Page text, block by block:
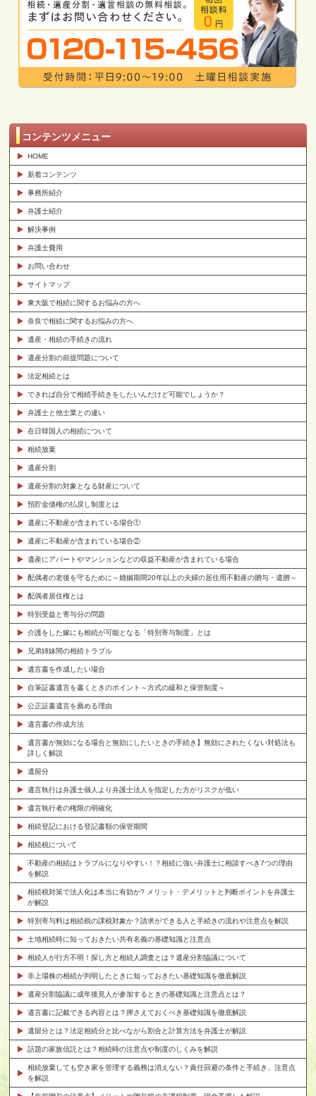
コンテンツメニュー
HOME
新着コンテンツ
事務所紹介
弁護士紹介
解決事例
弁護士費用
お問い合わせ
サイトマップ
東大阪で相続に関するお悩みの方へ
奈良で相続に関するお悩みの方へ
遺産・相続の手続きの流れ
遺産分割の前提問題について
法定相続とは
できれば自分で相続手続きをしたいんだけど可能でしょうか？
弁護士と他士業との違い
在日韓国人の相続について
相続放棄
遺産分割
遺産分割の対象となる財産について
預貯金債権の払戻し制度とは
遺産に不動産が含まれている場合①
遺産に不動産が含まれている場合②
遺産にアパートやマンションなどの収益不動産が含まれている場合
配偶者の老後を守るために～婚姻期間20年以上の夫婦の居住用不動産の贈与・遺贈～
配偶者居住権とは
特別受益と寄与分の問題
介護をした嫁にも相続が可能となる「特別寄与制度」とは
兄弟姉妹間の相続トラブル
遺言書を作成したい場合
自筆証書遺言を書くときのポイント～方式の緩和と保管制度～
公正証書遺言を薦める理由
遺言書の作成方法
遺言書が無効になる場合と無効にしたいときの手続き】無効にされたくない対処法も
詳しく解説
遺留分
遺言執行は弁護士個人より弁護士法人を指定した方がリスクが低い
遺言執行者の権限の明確化
相続登記における登記書類の保管期間
相続税について
不動産の相続はトラブルになりやすい！？相続に強い弁護士に相談すべき7つの理由
を解説
相続税対策で法人化は本当に有効か? メリット・デメリットと判断ポイントを弁護士
が解説
特別寄与料は相続税の課税対象か？請求ができる人と手続きの流れや注意点を解説
土地相続時に知っておきたい共有名義の基礎知識と注意点
相続人が行方不明！探し方と相続人調査とは？遺産分割協議について
非上場株の相続が判明したときに知っておきたい基礎知識を徹底解説
遺産分割協議に成年後見人が参加するときの基礎知識と注意点とは？
遺言書に記載できる内容とは？押さえておくべき基礎知識を徹底解説
遺留分とは？法定相続分と比べながら割合と計算方法を弁護士が解説
話題の家族信託とは？相続時の注意点や制度のしくみを解説
相続放棄しても空き家を管理する義務は消えない？責任回避の条件と手続き、注意点
を解説